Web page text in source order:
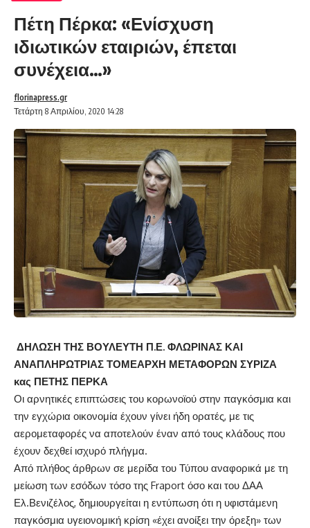
Πέτη Πέρκα: «Ενίσχυση
ιδιωτικών εταιριών, έπεται
συνέχεια…»
Τετάρτη 8 Απριλίου, 2020 14:28
florinapress.gr
ΔΗΛΩΣΗ ΤΗΣ ΒΟΥΛΕΥΤΗ Π.Ε. ΦΛΩΡΙΝΑΣ ΚΑΙ
ΑΝΑΠΛΗΡΩΤΡΙΑΣ ΤΟΜΕΑΡΧΗ ΜΕΤΑΦΟΡΩΝ ΣΥΡΙΖΑ
κας ΠΕΤΗΣ ΠΕΡΚΑ
Οι αρνητικές επιπτώσεις του κορωνοϊού στην παγκόσμια και
την εγχώρια οικονομία έχουν γίνει ήδη ορατές, με τις
αερομεταφορές να αποτελούν έναν από τους κλάδους που
έχουν δεχθεί ισχυρό πλήγμα.
Από πλήθος άρθρων σε μερίδα του Τύπου αναφορικά με τη
μείωση των εσόδων τόσο της Fraport όσο και του ΔΑΑ
Ελ.Βενιζέλος, δημιουργείται η εντύπωση ότι η υφιστάμενη
παγκόσμια υγειονομική κρίση «έχει ανοίξει την όρεξη» των